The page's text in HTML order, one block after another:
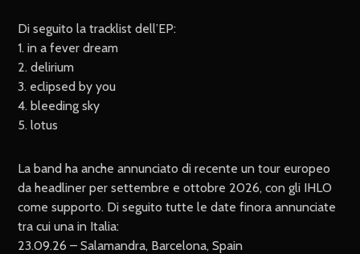
Di seguito la tracklist dell’EP:
1. in a fever dream
2. delirium
3. eclipsed by you
4. bleeding sky
5. lotus
La band ha anche annunciato di recente un tour europeo
da headliner per settembre e ottobre 2026, con gli IHLO
come supporto. Di seguito tutte le date finora annunciate
tra cui una in Italia:
23.09.26 – Salamandra, Barcelona, Spain